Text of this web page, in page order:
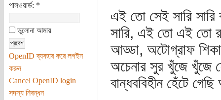
পাসওয়ার্ড: *
ভুলোনা আমায়
OpenID ব্যবহার করে লগইন
করুন
Cancel OpenID login
সদস্য নিবন্ধন
এই তো সেই সারি সারি
সারি, এই তো এই তো
আড্ডা, অটোগ্রাফ
অচেনার সুর খুঁজে খুঁজে
বান্ধববিহীন হেঁটে